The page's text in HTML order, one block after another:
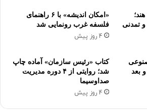
تمدنی
«امکان اندیشه» با ۶ راهنمای
فلسفه غرب رونمایی شد
4 روز پیش
بعد
کتاب «رئیس سازمان» آماده چاپ
شد؛ روایتی از ۴ دوره مدیریت
صداوسیما
4 روز پیش